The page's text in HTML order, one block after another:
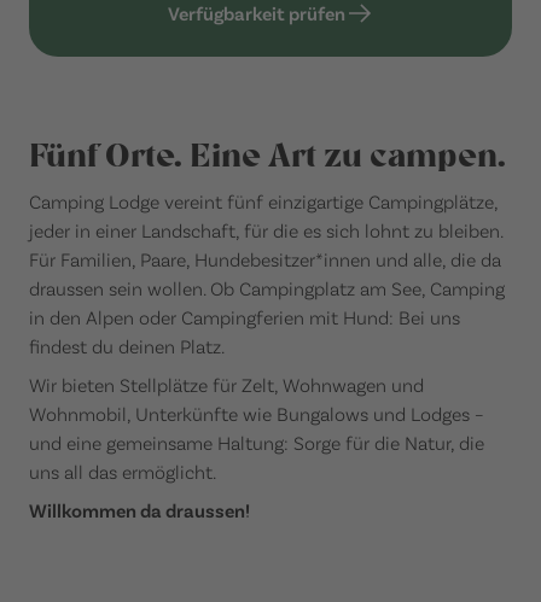
Verfügbarkeit prüfen
Fünf Orte. Eine Art zu campen.
Camping Lodge vereint fünf einzigartige Campingplätze,
jeder in einer Landschaft, für die es sich lohnt zu bleiben.
Für Familien, Paare, Hundebesitzer*innen und alle, die da
draussen sein wollen. Ob Campingplatz am See, Camping
in den Alpen oder Campingferien mit Hund: Bei uns
findest du deinen Platz.
Wir bieten Stellplätze für Zelt, Wohnwagen und
Wohnmobil, Unterkünfte wie Bungalows und Lodges –
und eine gemeinsame Haltung: Sorge für die Natur, die
uns all das ermöglicht.
Willkommen da draussen!